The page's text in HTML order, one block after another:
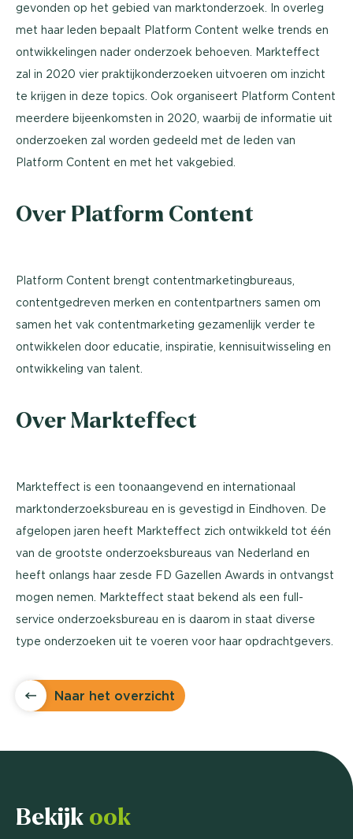
gevonden op het gebied van marktonderzoek. In overleg
met haar leden bepaalt Platform Content welke trends en
ontwikkelingen nader onderzoek behoeven. Markteffect
zal in 2020 vier praktijkonderzoeken uitvoeren om inzicht
te krijgen in deze topics. Ook organiseert Platform Content
meerdere bijeenkomsten in 2020, waarbij de informatie uit
onderzoeken zal worden gedeeld met de leden van
Platform Content en met het vakgebied.
Over Platform Content
Platform Content brengt contentmarketingbureaus,
contentgedreven merken en contentpartners samen om
samen het vak contentmarketing gezamenlijk verder te
ontwikkelen door educatie, inspiratie, kennisuitwisseling en
ontwikkeling van talent.
Over Markteffect
Markteffect is een toonaangevend en internationaal
marktonderzoeksbureau en is gevestigd in Eindhoven. De
afgelopen jaren heeft Markteffect zich ontwikkeld tot één
van de grootste onderzoeksbureaus van Nederland en
heeft onlangs haar zesde FD Gazellen Awards in ontvangst
mogen nemen. Markteffect staat bekend als een full-
service onderzoeksbureau en is daarom in staat diverse
type onderzoeken uit te voeren voor haar opdrachtgevers.
Naar het overzicht
Bekijk ook